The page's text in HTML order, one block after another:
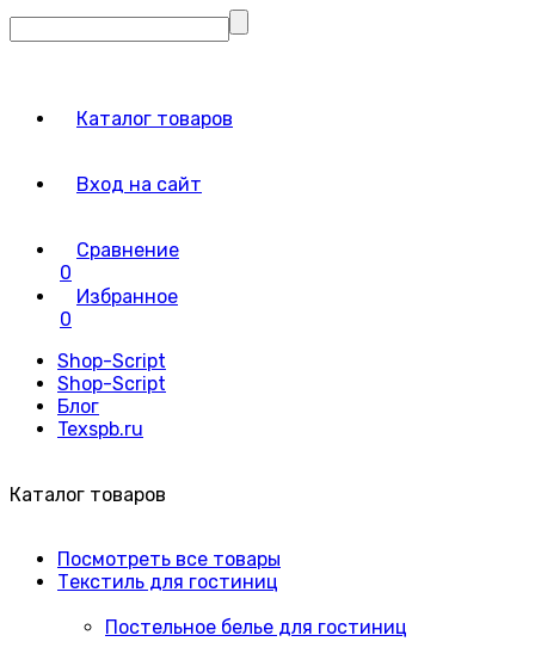
Каталог товаров
Вход на сайт
Сравнение
0
Избранное
0
Shop-Script
Shop-Script
Блог
Texspb.ru
Каталог товаров
Посмотреть все товары
Текстиль для гостиниц
Постельное белье для гостиниц